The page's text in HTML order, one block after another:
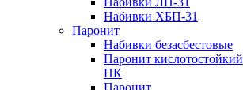
Набивки ХБП-31
Паронит
Набивки безасбестовые
Паронит кислотостойкий
ПК
Паронит